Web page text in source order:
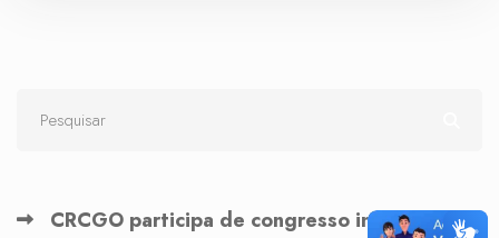
CRCGO participa de congresso internacional